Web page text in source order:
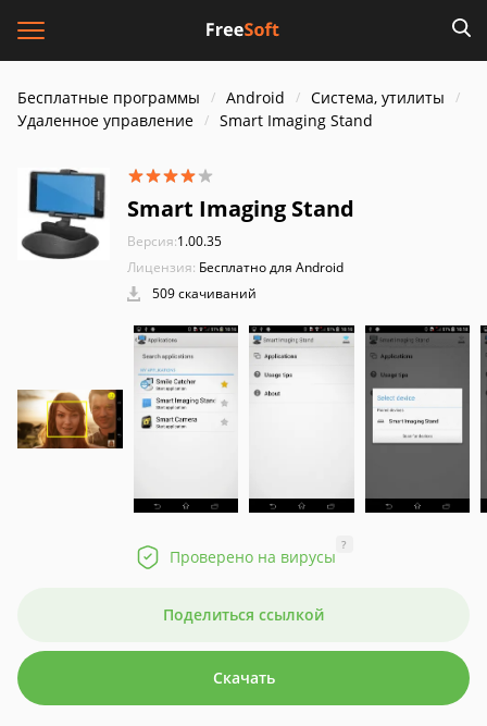
Бесплатные программы Android
Система, утилиты
Удаленное управление
Smart Imaging Stand
Smart Imaging Stand
Версия:1.00.35
Лицензия: Бесплатно для Android
509 скачиваний
Проверено на вирусы
?
Поделиться ссылкой
Скачать